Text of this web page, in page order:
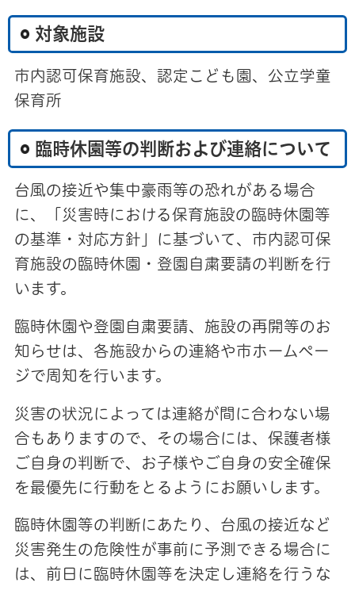
対象施設
市内認可保育施設、認定こども園、公立学童
保育所
臨時休園等の判断および連絡について
台風の接近や集中豪雨等の恐れがある場合
に、「災害時における保育施設の臨時休園等
の基準・対応方針」に基づいて、市内認可保
育施設の臨時休園・登園自粛要請の判断を行
います。
臨時休園や登園自粛要請、施設の再開等のお
知らせは、各施設からの連絡や市ホームペー
ジで周知を行います。
災害の状況によっては連絡が間に合わない場
合もありますので、その場合には、保護者様
ご自身の判断で、お子様やご自身の安全確保
を最優先に行動をとるようにお願いします。
臨時休園等の判断にあたり、台風の接近など
災害発生の危険性が事前に予測できる場合に
は、前日に臨時休園等を決定し連絡を行うな